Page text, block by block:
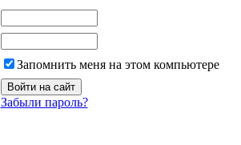
Запомнить меня на этом компьютере
Забыли пароль?